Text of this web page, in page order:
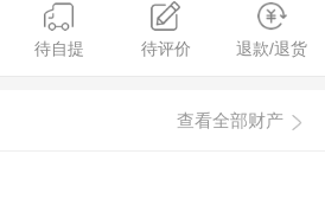
待自提 待评价 退款/退货
查看全部财产